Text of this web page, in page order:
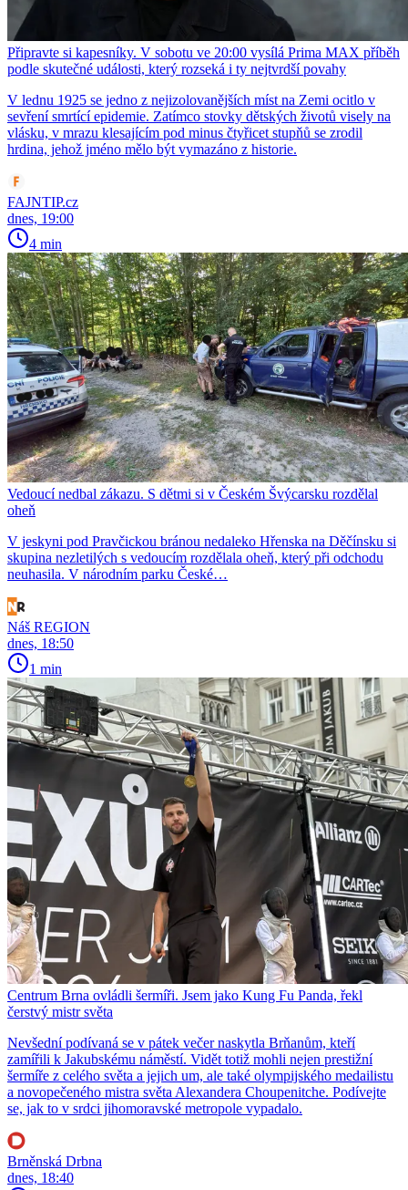
Připravte si kapesníky. V sobotu ve 20:00 vysílá Prima MAX příběh
podle skutečné události, který rozseká i ty nejtvrdší povahy
V lednu 1925 se jedno z nejizolovanějších míst na Zemi ocitlo v
sevření smrtící epidemie. Zatímco stovky dětských životů visely na
vlásku, v mrazu klesajícím pod minus čtyřicet stupňů se zrodil
hrdina, jehož jméno mělo být vymazáno z historie.
FAJNTIP.cz
dnes, 19:00
4 min
Vedoucí nedbal zákazu. S dětmi si v Českém Švýcarsku rozdělal
oheň
V jeskyni pod Pravčickou bránou nedaleko Hřenska na Děčínsku si
skupina nezletilých s vedoucím rozdělala oheň, který při odchodu
neuhasila. V národním parku České…
Náš REGION
dnes, 18:50
1 min
Centrum Brna ovládli šermíři. Jsem jako Kung Fu Panda, řekl
čerstvý mistr světa
Nevšední podívaná se v pátek večer naskytla Brňanům, kteří
zamířili k Jakubskému náměstí. Vidět totiž mohli nejen prestižní
šermíře z celého světa a jejich um, ale také olympijského medailistu
a novopečeného mistra světa Alexandera Choupenitche. Podívejte
se, jak to v srdci jihomoravské metropole vypadalo.
Brněnská Drbna
dnes, 18:40